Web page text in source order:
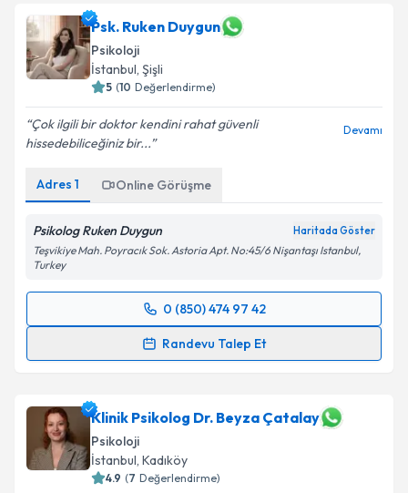
Psk. Ruken Duygun
Psikoloji
İstanbul, Şişli
5 (10 Değerlendirme)
Çok ilgili bir doktor kendini rahat güvenli
hissedebiliceğiniz bir...
Devamı
Adres 1 Online Görüşme
Psikolog Ruken Duygun Haritada Göster
Teşvikiye Mah. Poyracık Sok. Astoria Apt. No:45/6 Nişantaşı Istanbul,
Turkey
0 (850) 474 97 42
Randevu Talep Et
Randevu Takvimi Talebi
takvim hazırlandığında e-posta ile bilgilendireceğiz.
E-posta Adresiniz
Klinik Psikolog Dr. Beyza Çatalay
Psikoloji
İstanbul, Kadıköy
4.9 (7 Değerlendirme)